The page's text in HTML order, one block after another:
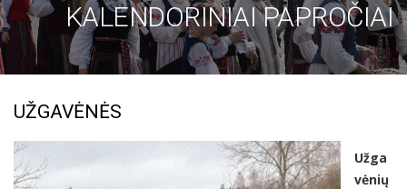
KALENDORINIAI PAPROČIAI
UŽGAVĖNĖS
Užga
vėnių